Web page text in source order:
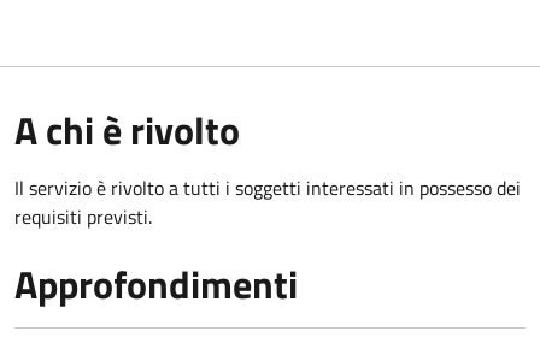
A chi è rivolto
Il servizio è rivolto a tutti i soggetti interessati in possesso dei
requisiti previsti.
Approfondimenti